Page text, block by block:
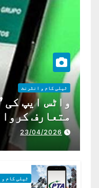
ٹیلی کام و انٹرنٹ
واٹس ایپ کی
متعارف
23/04/2026
ٹیلی کام